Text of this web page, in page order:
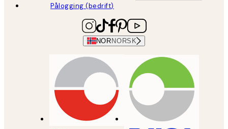
Pålogging (bedrift)
NOR NORSK